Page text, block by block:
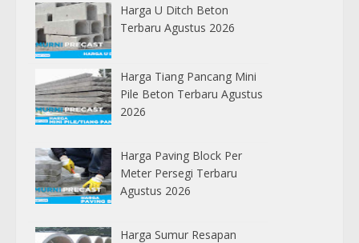
Harga U Ditch Beton
Terbaru Agustus 2026
Harga Tiang Pancang Mini
Pile Beton Terbaru Agustus
2026
Harga Paving Block Per
Meter Persegi Terbaru
Agustus 2026
Harga Sumur Resapan